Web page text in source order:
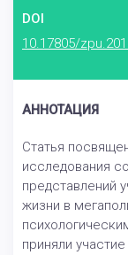
DOI
10.17805/
АННОТАЦИЯ
Статья
исследования
представлений
жизни в
приняли